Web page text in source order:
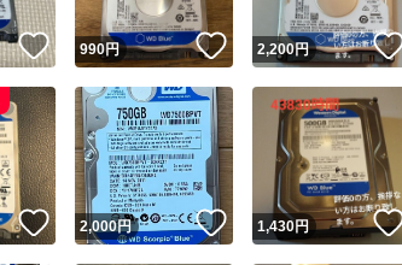
いいね！
990円 いいね！
2,200円
いいね！
2,000円 いいね！
1,430円